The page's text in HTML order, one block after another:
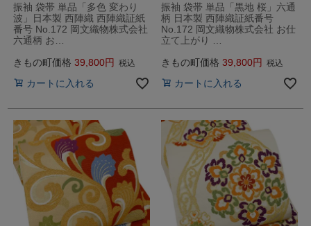
振袖 袋帯 単品「多色 変わり
波」日本製 西陣織 西陣織証紙
番号 No.172 岡文織物株式会社
六通柄 お…
きもの町価格 39,800 税込
カートに入れる
振袖 袋帯 単品「黒地 桜」六通
柄 日本製 西陣織証紙番号
No.172 岡文織物株式会社 お仕
立て上がり …
きもの町価格 39,800 税込
カートに入れる